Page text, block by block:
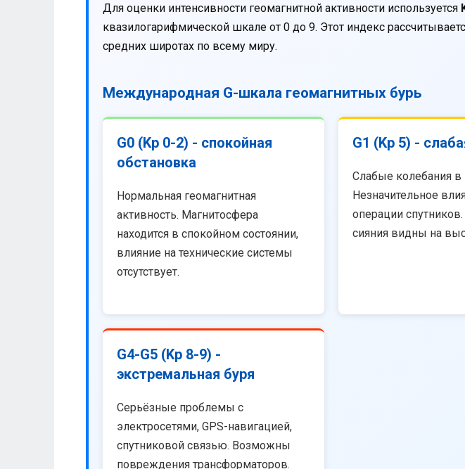
Для оценки интенсивности геомагнитной активности используется
квазилогарифмической шкале от 0 до 9. Этот индекс
средних широтах по всему миру.
Международная G-шкала геомагнитных бурь
G0 (Kp 0-2) - спокойная
обстановка
Нормальная геомагнитная
активность. Магнитосфера
находится в спокойном состоянии,
влияние на технические системы
отсутствует.
G1 (Kp 5) -
Слабые колебания в
Незначительное
операции
сияния видны на
G4-G5 (Kp 8-9) -
экстремальная буря
Серьёзные проблемы с
электросетями, GPS-навигацией,
спутниковой связью. Возможны
повреждения трансформаторов.